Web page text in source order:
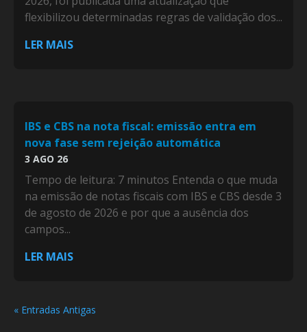
flexibilizou determinadas regras de validação dos...
LER MAIS
IBS e CBS na nota fiscal: emissão entra em
nova fase sem rejeição automática
3 AGO 26
Tempo de leitura: 7 minutos Entenda o que muda
na emissão de notas fiscais com IBS e CBS desde 3
de agosto de 2026 e por que a ausência dos
campos...
LER MAIS
« Entradas Antigas